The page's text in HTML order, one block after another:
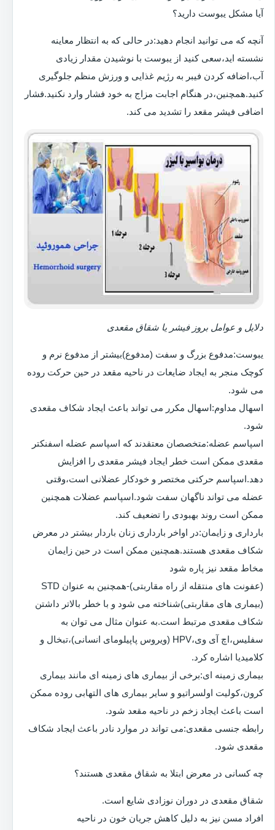
آیا مشکل یبوست دارید؟
آنچه که می توانید انجام دهید:در حالی که به انتظار معاینه
نشسته اید،سعی کنید از یبوست با نوشیدن مقدار زیادی
آب،اضافه کردن فیبر به رژیم غذایی و ورزش منظم جلوگیری
کنید.همچنین،در هنگام اجابت مزاج به خود فشار وارد نکنید.فشار
اضافی فیشر مقعد را تشدید می کند.
دلایل و عوامل بروز فیشر یا شقاق مقعدی
یبوست:مدفوع بزرگ و سفت (مدفوع)بیشتر از مدفوع نرم و
کوچک منجر به ایجاد ضایعات در ناحیه مقعد در حین حرکت روده
می شود.
اسهال مداوم:اسهال مکرر می تواند باعث ایجاد شکاف مقعدی
شود.
اسپاسم عضله:متخصصان معتقدند که اسپاسم عضله اسفنکتر
مقعدی ممکن است خطر ایجاد فیشر مقعدی را افزایش
دهد.اسپاسم حرکتی مختصر و خودکار عضلانی است،وقتی
عضله می تواند ناگهان سفت شود.اسپاسم عضلات همچنین
ممکن است روند بهبودی را تضعیف کند.
بارداری و زایمان:در اواخر بارداری زنان باردار بیشتر در معرض
شکاف مقعدی هستند.همچنین ممکن است در حین زایمان
مخاط مقعد نیز پاره شود
(عفونت های منتقله از راه مقاربتی)-همچنین به عنوان STD
(بیماری های مقاربتی)شناخته می شود و با خطر بالاتر داشتن
شکاف مقعدی مرتبط است.به عنوان مثال می توان به
سفلیس،اچ آی وی،HPV (ویروس پاپیلومای انسانی)،تبخال و
کلامیدیا اشاره کرد.
بیماری زمینه ای:برخی از بیماری های زمینه ای مانند بیماری
کرون،کولیت اولسراتیو و سایر بیماری های التهابی روده ممکن
است باعث ایجاد زخم در ناحیه مقعد شود.
رابطه جنسی مقعدی:می تواند در موارد نادر باعث ایجاد شکاف
مقعدی شود.
چه کسانی در معرض ابتلا به شقاق مقعدی هستند؟
شقاق مقعدی در دوران نوزادی شایع است.
افراد مسن نیز به دلیل کاهش جریان خون در ناحیه